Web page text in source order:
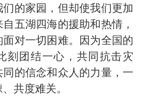
的家园，但却使我们更加
五湖四海的援助和热情，
对一切困难。因为全国的
刻团结一心，共同抗击灾
的信念和众人的力量，一
共度难关。